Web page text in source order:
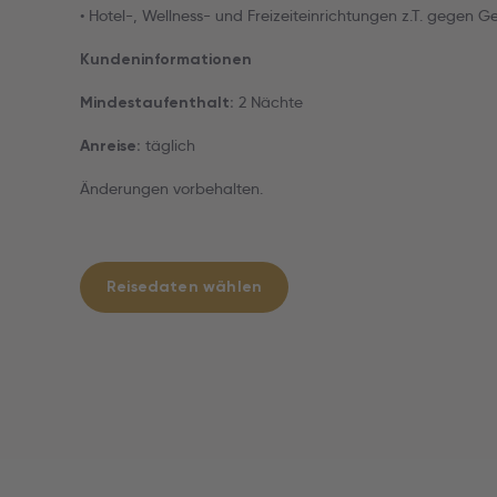
• Hotel-, Wellness- und Freizeiteinrichtungen z.T. gegen
Kundeninformationen
Mindestaufenthalt: 2 Nächte
Anreise: täglich
Änderungen vorbehalten.
Reisedaten wählen